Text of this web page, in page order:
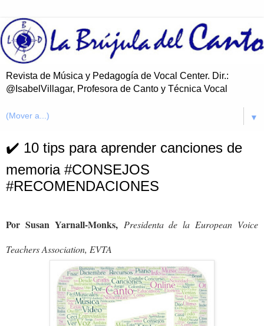
Revista de Música y Pedagogía de Vocal Center. Dir.:
@IsabelVillagar, Profesora de Canto y Técnica Vocal
▼
✔️ 10 tips para aprender canciones de
memoria #CONSEJOS
#RECOMENDACIONES
Por Susan Yarnall-Monks, Presidenta de la European Voice
Teachers Association, EVTA